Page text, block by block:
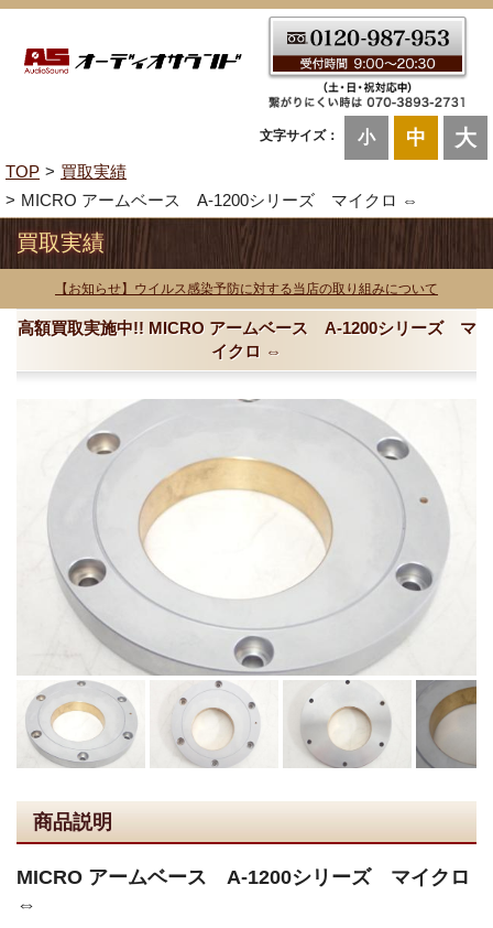
文字サイズ： 小 中 大
TOP
買取実績
MICRO アームベース A-1200シリーズ マイクロ ⇔
買取実績
【お知らせ】ウイルス感染予防に対する当店の取り組みについて
高額買取実施中!! MICRO アームベース A-1200シリーズ マ
イクロ ⇔
商品説明
MICRO アームベース A-1200シリーズ マイクロ
⇔